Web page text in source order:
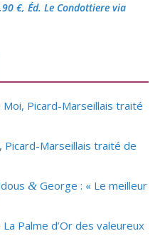
€, Éd. Le Condottiere via
Moi, Picard-Marseillais traité
Picard-Marseillais traité de
& George : « Le meilleur
La Palme d’Or des valeureux